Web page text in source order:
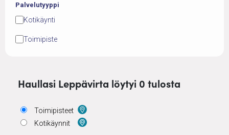
Palvelutyyppi
Kotikäynti
Toimipiste
Haullasi Leppävirta löytyi 0 tulosta
Toimipisteet
Kotikäynnit